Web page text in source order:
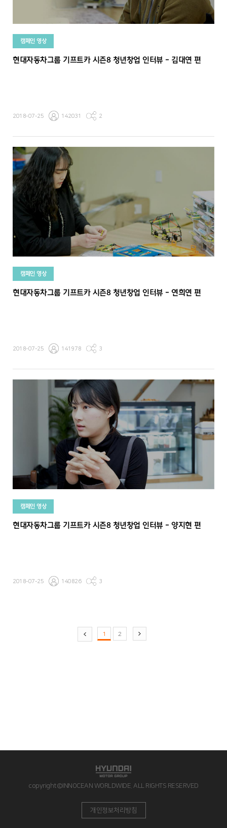
캠페인 영상
현대자동차그룹 기프트카 시즌8 청년창업 인터뷰 - 김대연 편
2018-07-25 142031 2
캠페인 영상
현대자동차그룹 기프트카 시즌8 청년창업 인터뷰 - 연희연 편
2018-07-25 141978 3
캠페인 영상
현대자동차그룹 기프트카 시즌8 청년창업 인터뷰 - 양지현 편
2018-07-25 140826 3
1 2
copyright©INNOCEAN WORLDWIDE. ALL RIGHTS RESERVED
개인정보처리방침